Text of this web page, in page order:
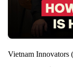
Vietnam Innovators